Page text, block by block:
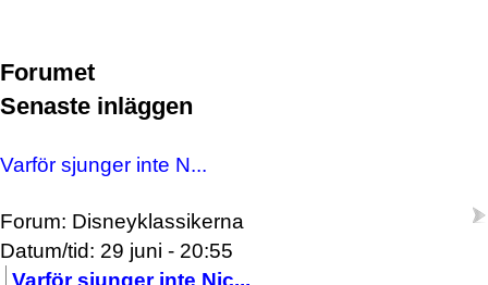
Forumet
Senaste inläggen
Varför sjunger inte N...
Forum: Disneyklassikerna
Datum/tid: 29 juni - 20:55
Varför sjunger inte Nic...